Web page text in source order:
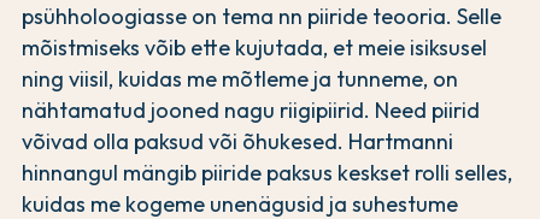
psühholoogiasse on tema nn piiride teooria. Selle
mõistmiseks võib ette kujutada, et meie isiksusel
ning viisil, kuidas me mõtleme ja tunneme, on
nähtamatud jooned nagu riigipiirid. Need piirid
võivad olla paksud või õhukesed. Hartmanni
hinnangul mängib piiride paksus keskset rolli selles,
kuidas me kogeme unenägusid ja suhestume